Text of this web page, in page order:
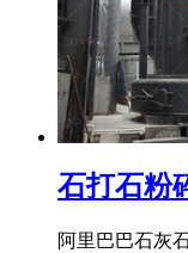
石打石粉
阿里巴巴石灰